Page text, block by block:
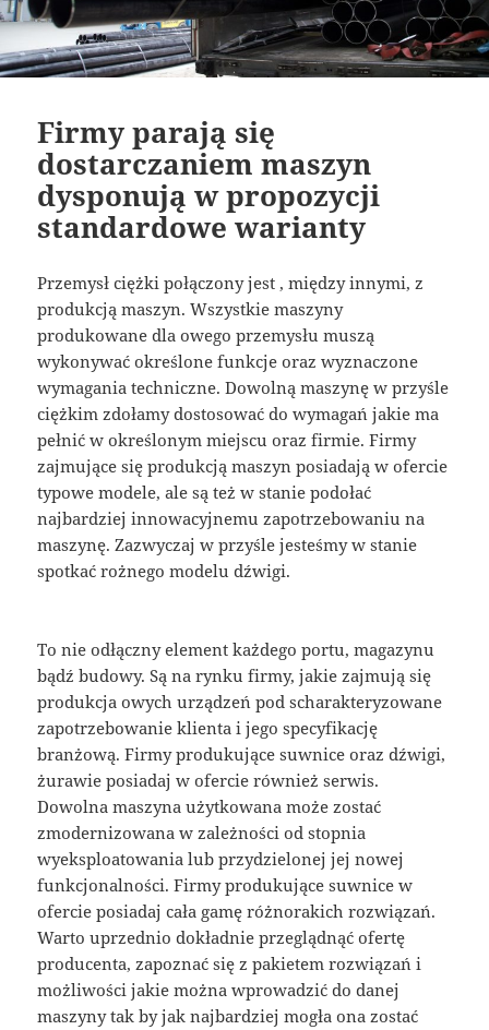
Firmy parają się
dostarczaniem maszyn
dysponują w propozycji
standardowe warianty
Przemysł ciężki połączony jest , między innymi, z
produkcją maszyn. Wszystkie maszyny
produkowane dla owego przemysłu muszą
wykonywać określone funkcje oraz wyznaczone
wymagania techniczne. Dowolną maszynę w przyśle
ciężkim zdołamy dostosować do wymagań jakie ma
pełnić w określonym miejscu oraz firmie. Firmy
zajmujące się produkcją maszyn posiadają w ofercie
typowe modele, ale są też w stanie podołać
najbardziej innowacyjnemu zapotrzebowaniu na
maszynę. Zazwyczaj w przyśle jesteśmy w stanie
spotkać rożnego modelu dźwigi.
To nie odłączny element każdego portu, magazynu
bądź budowy. Są na rynku firmy, jakie zajmują się
produkcja owych urządzeń pod scharakteryzowane
zapotrzebowanie klienta i jego specyfikację
branżową. Firmy produkujące suwnice oraz dźwigi,
żurawie posiadaj w ofercie również serwis.
Dowolna maszyna użytkowana może zostać
zmodernizowana w zależności od stopnia
wyeksploatowania lub przydzielonej jej nowej
funkcjonalności. Firmy produkujące suwnice w
ofercie posiadaj cała gamę różnorakich rozwiązań.
Warto uprzednio dokładnie przeglądnąć ofertę
producenta, zapoznać się z pakietem rozwiązań i
możliwości jakie można wprowadzić do danej
maszyny tak by jak najbardziej mogła ona zostać